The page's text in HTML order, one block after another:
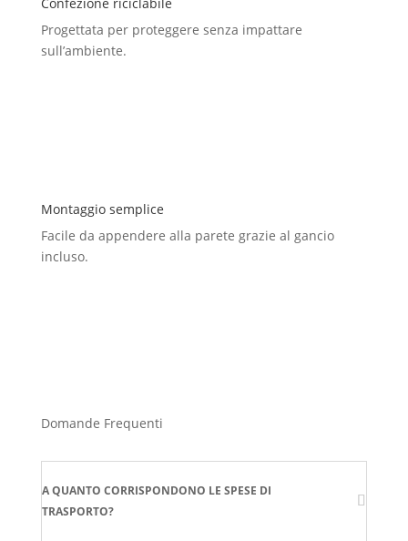
Progettata per proteggere senza impattare
sull’ambiente.
Montaggio semplice
Facile da appendere alla parete grazie al gancio
incluso.
Domande Frequenti
A QUANTO CORRISPONDONO LE SPESE DI
TRASPORTO?